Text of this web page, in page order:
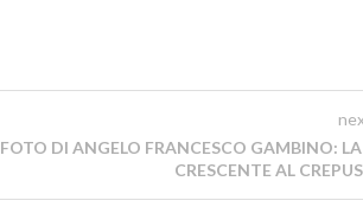
FOTO DI ANGELO FRANCESCO GAMBINO:
CRESCENTE AL